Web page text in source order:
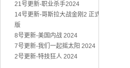
21号更新-职业杀手2024
14号更新-哥斯拉大战金刚2 正式
版
8号更新-美国内战 2024
7号更新-我们一起摇太阳 2024
2号更新-特技狂人 2024